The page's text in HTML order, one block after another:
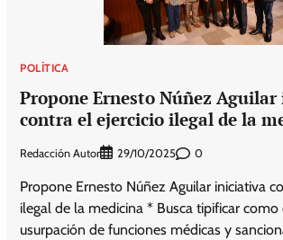
POLÍTICA
Propone Ernesto Núñez
contra el ejercicio ilegal de la
Redacción Autor 29/10/2025 0
Propone Ernesto Núñez Aguilar iniciativa
ilegal de la medicina * Busca tipificar
usurpación de funciones médicas y